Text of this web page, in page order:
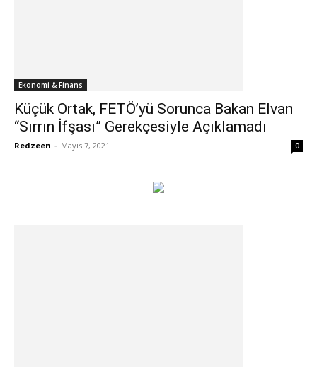
Ekonomi & Finans
Küçük Ortak, FETÖ’yü Sorunca Bakan Elvan
“Sırrın İfşası” Gerekçesiyle Açıklamadı
Redzeen - Mayıs 7, 2021 0